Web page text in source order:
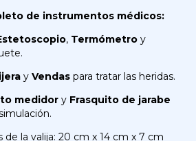
de instrumentos médicos:
, Termómetro y
y Vendas para tratar las heridas.
medidor y Frasquito de jarabe
de la valija: 20 cm x 14 cm x 7 cm